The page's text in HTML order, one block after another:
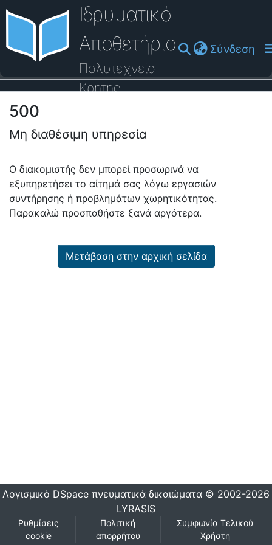
Ιδρυματικό
Αποθετήριο
Πολυτεχνείο
Κρήτης
Σύνδεση
Οδηγός Βοήθειας
500
Μη διαθέσιμη υπηρεσία
Ο διακομιστής δεν μπορεί προσωρινά να
εξυπηρετήσει το αίτημά σας λόγω εργασιών
συντήρησης ή προβλημάτων χωρητικότητας.
Παρακαλώ προσπαθήστε ξανά αργότερα.
Μετάβαση στην αρχική σελίδα
Λογισμικό DSpace πνευματικά δικαιώματα © 2002-2026
LYRASIS
Ρυθμίσεις
cookie
Πολιτική
απορρήτου
Συμφωνία Τελικού
Χρήστη